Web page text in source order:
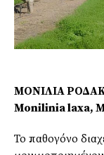
ΜΟΝΙΛΙΑ
Monilinia laxa,
Το παθογόνο